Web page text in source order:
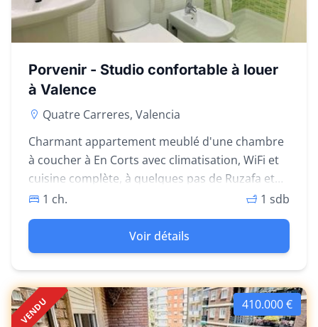
Porvenir - Studio confortable à louer
à Valence
Quatre Carreres, Valencia
Charmant appartement meublé d'une chambre
à coucher à En Corts avec climatisation, WiFi et
cuisine complète, à quelques pas de Ruzafa et
du Parque Central.
1 ch. 1 sdb
Voir détails
410.000 €
VENDU